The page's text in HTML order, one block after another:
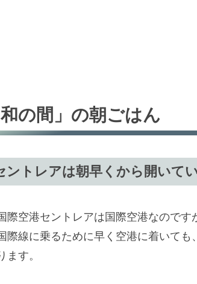
和の間」の朝ごはん
ントレアは朝早くから開いて
際空港セントレアは国際空港なので
際線に乗るために早く空港に着いて
ます。